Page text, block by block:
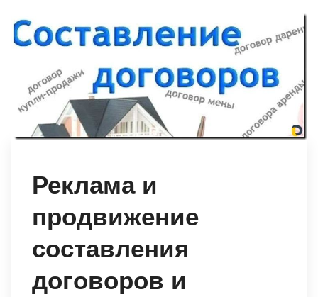
Реклама и
продвижение
составления
договоров и